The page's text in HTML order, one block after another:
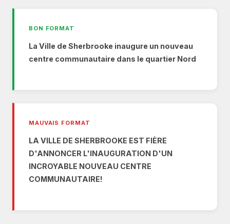
BON FORMAT
La Ville de Sherbrooke inaugure un nouveau
centre communautaire dans le quartier Nord
MAUVAIS FORMAT
LA VILLE DE SHERBROOKE EST FIÈRE
D'ANNONCER L'INAUGURATION D'UN
INCROYABLE NOUVEAU CENTRE
COMMUNAUTAIRE!